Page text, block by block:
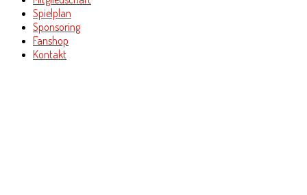
Spielplan
Sponsoring
Fanshop
Kontakt